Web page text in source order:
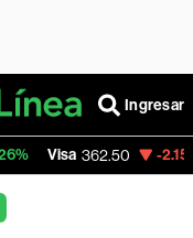
Ingresar
-2.15%